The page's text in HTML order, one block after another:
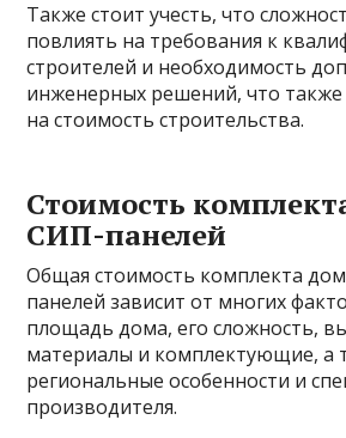
Также стоит учесть, что
повлиять на требования к
строителей и необходимость
инженерных решений, что
на стоимость строительства.
Стоимость
СИП-панелей
Общая стоимость комплекта
панелей зависит от многих
площадь дома, его сложность,
материалы и комплектующие, а
региональные особенности и
производителя.